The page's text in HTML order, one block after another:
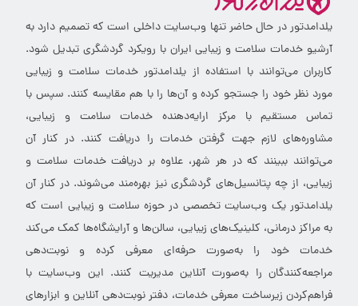
یلدامدتور در حال حاضر تنها وب‌سایت داخلی است که تصمیم دارد به
آرشیو خدمات سلامت و زیبایی ایران با رویکرد گردشگری تبدیل شود.
کاربران می‌توانند با استفاده از یلدامدتور خدمات سلامت و زیبایی
مورد نظر خود را جستجو کرده و آن‌ها را با هم مقایسه کنند. سپس با
تماس مستقیم با مرکز ارایه‌دهنده خدمات سلامت و زیبایی،
مشاوره‌های لازم جهت گرفتن خدمات را دریافت کنند. در کنار آن
می‌توانند ببینند که در هر شهر، علاوه بر دریافت خدمات سلامت و
زیبایی، از چه پتانسیل‌های گردشگری نیز بهره‌مند می‌شوند. در کنار آن
یلدامدتور یک وب‌سایت تخصصی در حوزه سلامت و زیبایی است که
به مراکز درمانی، کلینیک‌های زیبایی، سالن‌ها و آرایشگاه‌ها کمک می‌کند
خدمات خود را به‌صورت حرفه‌ای معرفی کرده و نوبت‌دهی
مراجعه‌کنندگان را به‌صورت آنلاین مدیریت کنند. این وب‌سایت با
فراهم‌کردن زیرساخت معرفی خدمات، دفتر نوبت‌دهی آنلاین و ابزارهای